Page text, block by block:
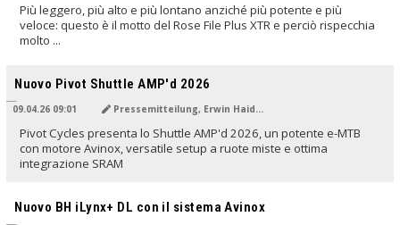
Più leggero, più alto e più lontano anziché più potente e più
veloce: questo è il motto del Rose File Plus XTR e perciò rispecchia
molto ...
Nuovo Pivot Shuttle AMP'd 2026
09.04.26 09:01 Pressemitteilung, Erwin Haiden
Pivot Cycles presenta lo Shuttle AMP'd 2026, un potente e-MTB
con motore Avinox, versatile setup a ruote miste e ottima
integrazione SRAM
Nuovo BH iLynx+ DL con il sistema Avinox